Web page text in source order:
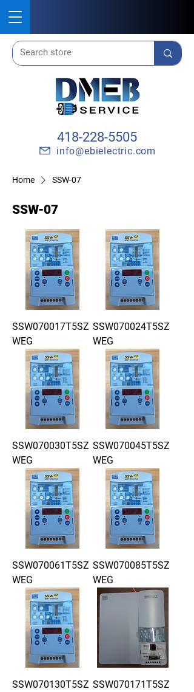
418-228-5505
info@ebielectric.com
Home SSW-07
SSW-07
SSW070017T5SZ
WEG
SSW070024T5SZ
WEG
SSW070030T5SZ
WEG
SSW070045T5SZ
WEG
SSW070061T5SZ
WEG
SSW070085T5SZ
WEG
SSW070130T5SZ SSW070171T5SZ